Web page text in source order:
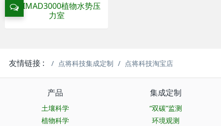
ARIMAD3000植物水势压
力室
友情链接 : 点将科技集成定制 点将科技淘宝店
产品
土壤科学
植物科学
集成定制
“双碳”监测
环境观测